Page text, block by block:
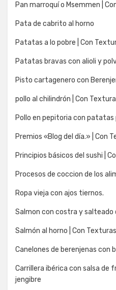
Pan marroquí o Msemmen |
Pata de cabrito al horno
Patatas a lo pobre | Con
Patatas bravas con alioli y
Pisto cartagenero con
pollo al chilindrón | Con
Pollo en pepitoria con
Premios «Blog del día.» | Con
Principios básicos del sushi |
Procesos de coccion de los
Ropa vieja con ajos tiernos.
Salmon con costra y salteado
Salmón al horno | Con
Canelones de berenjenas con
Carrillera ibérica con salsa de
jengibre